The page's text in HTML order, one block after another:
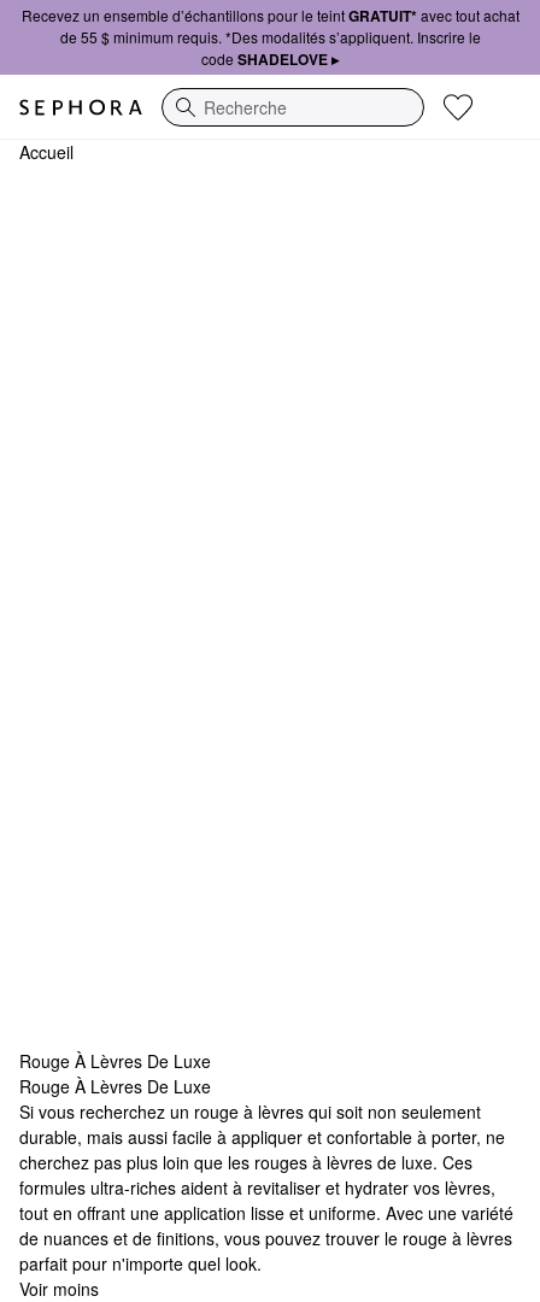
Recevez un ensemble d’échantillons pour le teintGRATUIT*avec tout achat
de 55 $ minimum requis. *Des modalités s’appliquent. Inscrire le
code SHADELOVE ▸
Recherche
Accueil
Rouge À Lèvres De Luxe
Rouge À Lèvres De Luxe
Rouge À Lèvres De Luxe
Si vous recherchez un rouge à lèvres qui soit non seulement
durable, mais aussi facile à appliquer et confortable à porter, ne
cherchez pas plus loin que les rouges à lèvres de luxe. Ces
formules ultra-riches aident à revitaliser et hydrater vos lèvres,
tout en offrant une application lisse et uniforme. Avec une variété
de nuances et de finitions, vous pouvez trouver le rouge à lèvres
parfait pour n'importe quel look.
Voir moins